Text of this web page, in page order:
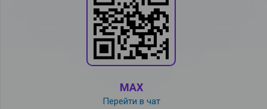
MAX
Перейти в чат